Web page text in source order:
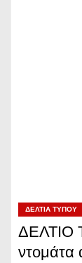
ΔΕΛΤΊΑ ΤΎΠΟΥ
ΔΕΛΤΙΟ
ντομάτα